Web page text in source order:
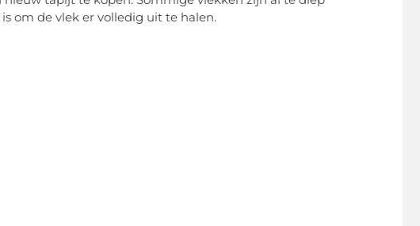
om de vlek er volledig uit te halen.